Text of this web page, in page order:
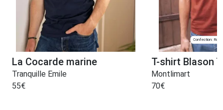
La Cocarde marine
Tranquille Emile
55€
Confection:
T-shirt Blason
Montlimart
70€